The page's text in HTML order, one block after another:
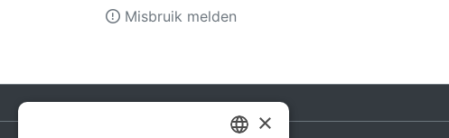
Misbruik melden
×